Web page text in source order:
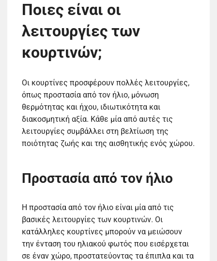
Ποιες είναι οι
λειτουργίες των
κουρτινών;
Οι κουρτίνες προσφέρουν πολλές λειτουργίες,
όπως προστασία από τον ήλιο, μόνωση
θερμότητας και ήχου, ιδιωτικότητα και
διακοσμητική αξία. Κάθε μία από αυτές τις
λειτουργίες συμβάλλει στη βελτίωση της
ποιότητας ζωής και της αισθητικής ενός χώρου.
Προστασία από τον ήλιο
Η προστασία από τον ήλιο είναι μία από τις
βασικές λειτουργίες των κουρτινών. Οι
κατάλληλες κουρτίνες μπορούν να μειώσουν
την ένταση του ηλιακού φωτός που εισέρχεται
σε έναν χώρο, προστατεύοντας τα έπιπλα και τα